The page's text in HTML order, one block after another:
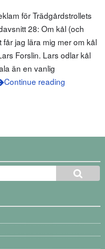
för Trädgårdstrollets
28: Om kål (och
jag lära mig mer om kål
Forslin. Lars odlar kål
än en vanlig
Continue reading